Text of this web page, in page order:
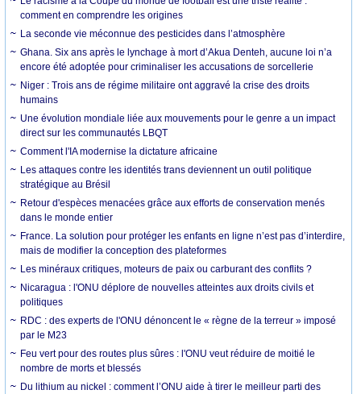
comment en comprendre les origines
La seconde vie méconnue des pesticides dans l’atmosphère
Ghana. Six ans après le lynchage à mort d’Akua Denteh, aucune loi n’a
encore été adoptée pour criminaliser les accusations de sorcellerie
Niger : Trois ans de régime militaire ont aggravé la crise des droits
humains
Une évolution mondiale liée aux mouvements pour le genre a un impact
direct sur les communautés LBQT
Comment l'IA modernise la dictature africaine
Les attaques contre les identités trans deviennent un outil politique
stratégique au Brésil
Retour d'espèces menacées grâce aux efforts de conservation menés
dans le monde entier
France. La solution pour protéger les enfants en ligne n’est pas d’interdire,
mais de modifier la conception des plateformes
Les minéraux critiques, moteurs de paix ou carburant des conflits ?
Nicaragua : l'ONU déplore de nouvelles atteintes aux droits civils et
politiques
RDC : des experts de l'ONU dénoncent le « règne de la terreur » imposé
par le M23
Feu vert pour des routes plus sûres : l'ONU veut réduire de moitié le
nombre de morts et blessés
Du lithium au nickel : comment l’ONU aide à tirer le meilleur parti des